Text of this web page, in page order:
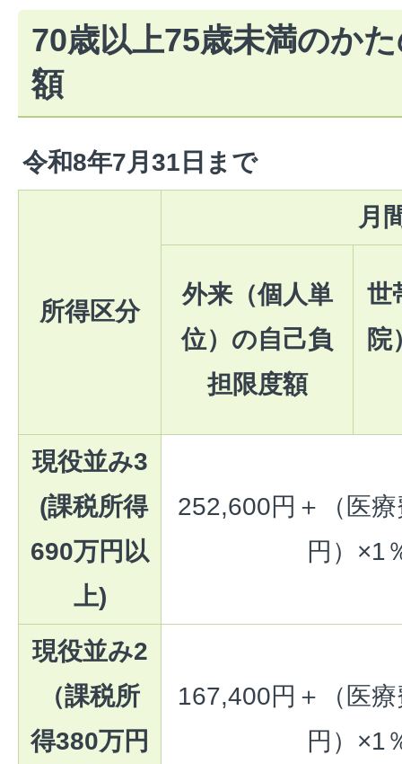
70歳以上75歳未満のか
額
令和8年7月31日まで
所得区分
月
外来（個人単
位）の自己負
担限度額
世
院
現役並み3
(課税所得
690万円以
上)
252,600円＋（医
円）×1
現役並み2
（課税所
得380万円
167,400円＋（医
円）×1